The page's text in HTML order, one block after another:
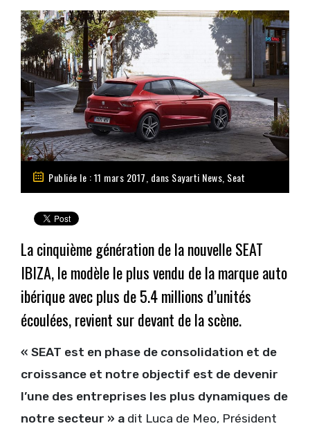
Publiée le : 11 mars 2017, dans Sayarti News Seat
La cinquième génération de la nouvelleSEAT
IBIZA, le modèle le plus vendu de la marque auto
ibérique avec plus de 5.4 millions d’unités
écoulées, revient sur devant de la scène.
« SEAT est en phase de consolidation et de
croissance et notre objectif est de devenir
l’une des entreprises les plus dynamiques de
notre secteur » a dit Luca de Meo, Président